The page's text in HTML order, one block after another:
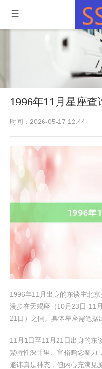
1996年11月星座查
时间：2026-05-17 12:44
1996年11月出身的东谈主北
漫步在天蝎座（10月23日-11
21日）之间。具体星座需笔据
11月1日至11月21日出身的东
繁特性深千里、富裕瞻念察力
避讳真是神态，但内心充满见